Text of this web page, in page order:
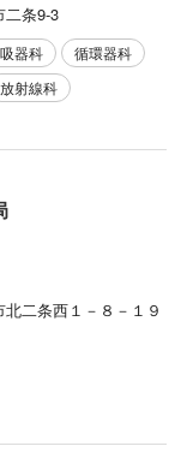
二条9-3
器科
循環器科
放射線科
二条西１－８－１９